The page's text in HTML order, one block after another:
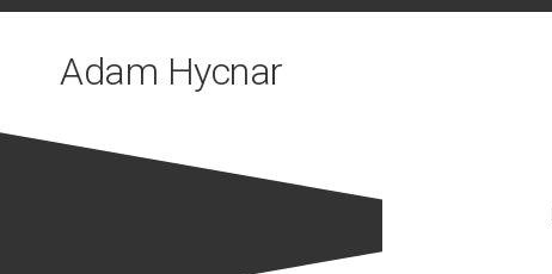
Skip
Adam Hycnar